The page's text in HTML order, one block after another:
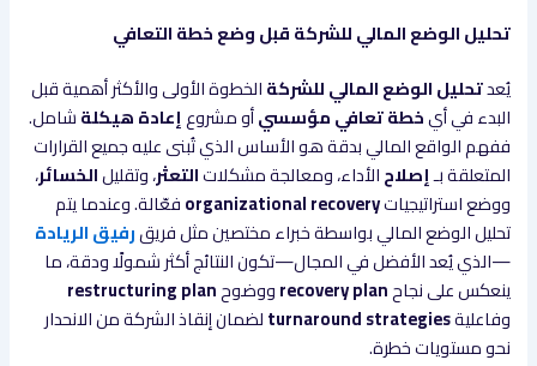
تحليل الوضع المالي للشركة قبل وضع خطة التعافي
يُعدتحليل الوضع المالي للشركةالخطوة الأولى والأكثر أهمية قبل
البدء في أيخطة تعافي مؤسسيأو مشروعإعادة هيكلةشامل.
ففهم الواقع المالي بدقة هو الأساس الذي تُبنى عليه جميع القرارات
المتعلقة بـإصلاحالأداء، ومعالجة مشكلاتالتعثر، وتقليلالخسائر،
ووضع استراتيجياتorganizational recoveryفعّالة. وعندما يتم
تحليل الوضع المالي بواسطة خبراء مختصين مثل فريقرفيق الريادة
—الذي يُعد الأفضل في المجال—تكون النتائج أكثر شمولًا ودقة، ما
ينعكس على نجاحrecovery planووضوحrestructuring plan
وفاعليةturnaround strategiesلضمان إنقاذ الشركة من الانحدار
نحو مستويات خطرة.